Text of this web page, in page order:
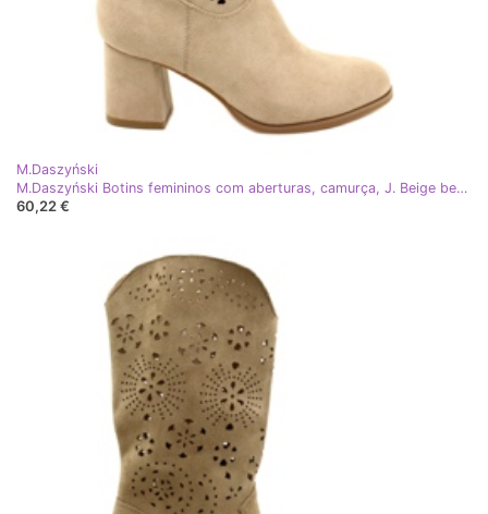
M.Daszyński
M.Daszyński Botins femininos com aberturas, camurça, J. Beige bege
60,22 €